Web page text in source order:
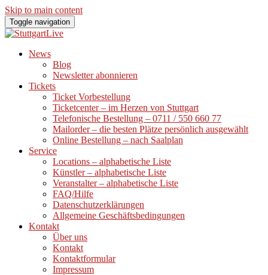
Skip to main content
Toggle navigation
News
Blog
Newsletter abonnieren
Tickets
Ticket Vorbestellung
Ticketcenter – im Herzen von Stuttgart
Telefonische Bestellung – 0711 / 550 660 77
Mailorder – die besten Plätze persönlich ausgewählt
Online Bestellung – nach Saalplan
Service
Locations – alphabetische Liste
Künstler – alphabetische Liste
Veranstalter – alphabetische Liste
FAQ/Hilfe
Datenschutzerklärungen
Allgemeine Geschäftsbedingungen
Kontakt
Über uns
Kontakt
Kontaktformular
Impressum